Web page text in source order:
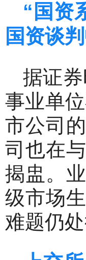
“国资
国资谈
据证
事业单
市公司
司也在
揭盅。
级市场
难题仍处